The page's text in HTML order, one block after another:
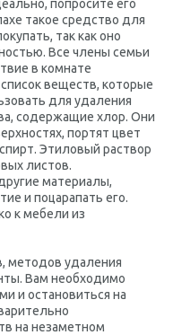
попросите его
такое средство для
так как оно
Все члены семьи
в комнате
веществ, которые
для удаления
содержащие хлор. Они
портят цвет
Этиловый раствор
листов.
материалы,
и поцарапать его.
к мебели из
методов удаления
Вам необходимо
и остановиться на
на незаметном